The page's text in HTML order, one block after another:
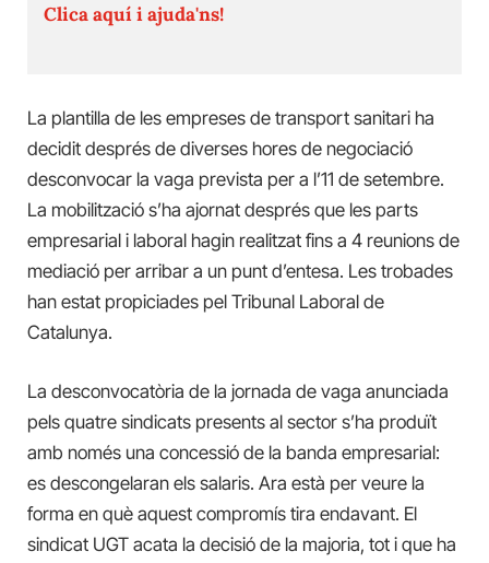
Clica aquí i ajuda'ns!
La plantilla de les empreses de transport sanitari ha
decidit després de diverses hores de negociació
desconvocar la vaga prevista per a l’11 de setembre.
La mobilització s’ha ajornat després que les parts
empresarial i laboral hagin realitzat fins a 4 reunions de
mediació per arribar a un punt d’entesa. Les trobades
han estat propiciades pel Tribunal Laboral de
Catalunya.
La desconvocatòria de la jornada de vaga anunciada
pels quatre sindicats presents al sector s’ha produït
amb només una concessió de la banda empresarial:
es descongelaran els salaris. Ara està per veure la
forma en què aquest compromís tira endavant. El
sindicat UGT acata la decisió de la majoria, tot i que ha